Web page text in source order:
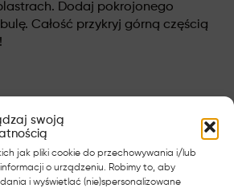
swoją
jak pliki cookie do przechowywania i/lub
o urządzeniu. Robimy to, aby
i wyświetlać (nie)spersonalizowane
Dodaj pokrojonego
Całość przykryj górną częścią
inspiracje